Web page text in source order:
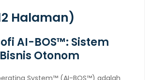
Halaman)
AI-BOS™: Sistem
Otonom
System™ (AI-BOS™) adalah